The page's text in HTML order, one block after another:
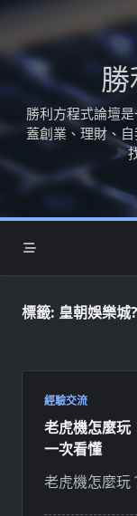
Skip
content
勝利方程式論壇
蓋創業、理財、
標籤: 皇朝娛樂城?
經驗交流
老虎機怎麼玩
一次看懂
老虎機怎麼玩